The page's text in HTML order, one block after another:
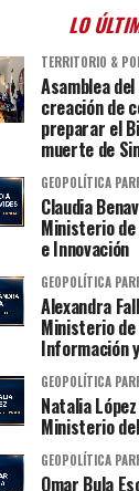
LO
TERRITORIO &
Asamblea
creación de
preparar el
muerte de
GEOPOLÍTICA
Claudia
Ministerio
e Innovación
GEOPOLÍTICA
Alexandra
Ministerio
Información
GEOPOLÍTICA
Natalia
Ministerio
GEOPOLÍTICA
Omar Bula